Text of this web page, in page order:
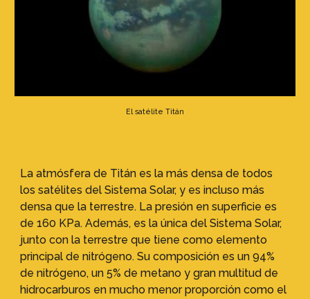
El satélite Titán
La atmósfera de Titán es la más densa de todos
los satélites del Sistema Solar, y es incluso más
densa que la terrestre. La presión en superficie es
de 160 KPa. Además, es la única del Sistema Solar,
junto con la terrestre que tiene como elemento
principal de nitrógeno. Su composición es un 94%
de nitrógeno, un 5% de metano y gran multitud de
hidrocarburos en mucho menor proporción como el